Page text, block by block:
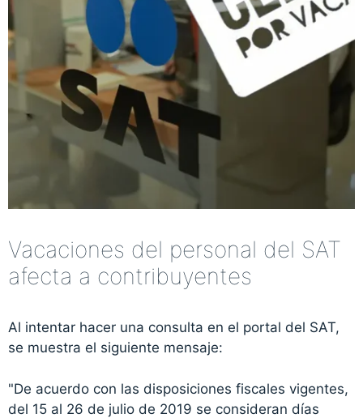
Vacaciones del personal del SAT
afecta a contribuyentes
Al intentar hacer una consulta en el portal del SAT,
se muestra el siguiente mensaje:
"De acuerdo con las disposiciones fiscales vigentes,
del 15 al 26 de julio de 2019 se consideran días